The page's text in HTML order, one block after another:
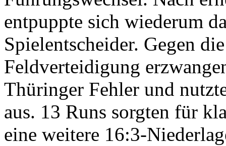
entpuppte sich wiederum
Spielentscheider. Gegen
Feldverteidigung
Thüringer Fehler und
aus. 13 Runs sorgten für
eine weitere 16:3-